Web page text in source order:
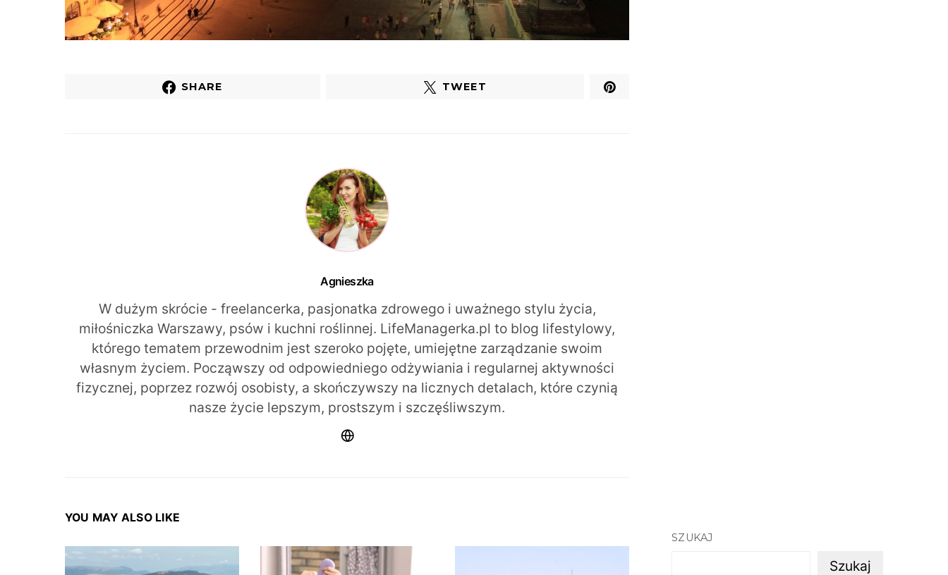
SHARE TWEET
Agnieszka
W dużym skrócie - freelancerka, pasjonatka zdrowego i uważnego stylu życia,
miłośniczka Warszawy, psów i kuchni roślinnej. LifeManagerka.pl to blog lifestylowy,
którego tematem przewodnim jest szeroko pojęte, umiejętne zarządzanie swoim
własnym życiem. Począwszy od odpowiedniego odżywiania i regularnej aktywności
fizycznej, poprzez rozwój osobisty, a skończywszy na licznych detalach, które czynią
nasze życie lepszym, prostszym i szczęśliwszym.
YOU MAY ALSO LIKE
SZUKAJ
Szukaj